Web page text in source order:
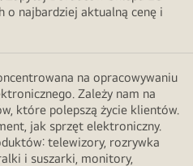
o najbardziej aktualną cenę i
na opracowywaniu
Zależy nam na
które polepszą życie klientów.
jak sprzęt elektroniczny.
telewizory, rozrywka
i suszarki, monitory,